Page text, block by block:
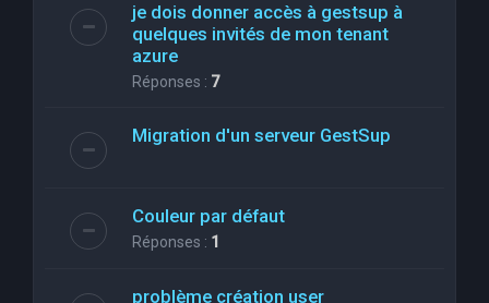
je dois donner accès à gestsup à
quelques invités de mon tenant
azure
Réponses : 7
Migration d'un serveur GestSup
Couleur par défaut
Réponses : 1
problème création user